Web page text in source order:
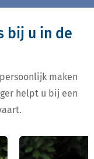
bij u in de
maken
helpt u bij een